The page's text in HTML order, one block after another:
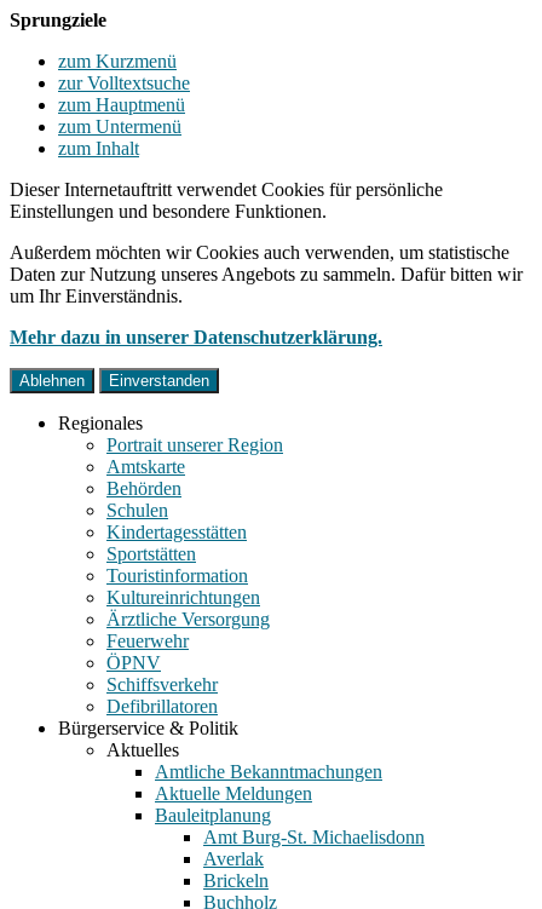
Sprungziele
zum Kurzmenü
zur Volltextsuche
zum Hauptmenü
zum Untermenü
zum Inhalt
Dieser Internetauftritt verwendet Cookies für persönliche
Einstellungen und besondere Funktionen.
Außerdem möchten wir Cookies auch verwenden, um statistische
Daten zur Nutzung unseres Angebots zu sammeln. Dafür bitten wir
um Ihr Einverständnis.
Mehr dazu in unserer Datenschutzerklärung.
Ablehnen Einverstanden
Regionales
Portrait unserer Region
Amtskarte
Behörden
Schulen
Kindertagesstätten
Sportstätten
Touristinformation
Kultureinrichtungen
Ärztliche Versorgung
Feuerwehr
ÖPNV
Schiffsverkehr
Defibrillatoren
Bürgerservice & Politik
Aktuelles
Amtliche Bekanntmachungen
Aktuelle Meldungen
Bauleitplanung
Amt Burg-St. Michaelisdonn
Averlak
Brickeln
Buchholz